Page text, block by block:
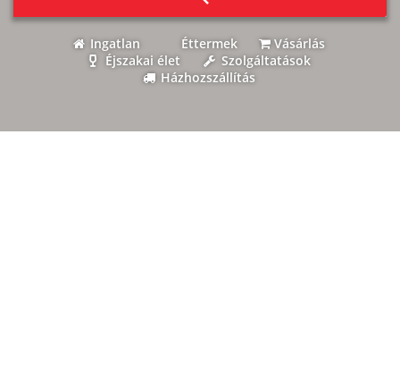
Ingatlan Éttermek
Vásárlás
Éjszakai élet
Szolgáltatások
Házhozszállítás